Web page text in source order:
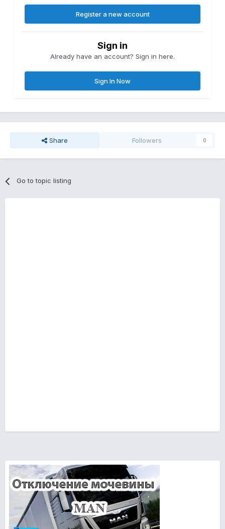
Register a new account
Sign in
Already have an account? Sign in here.
Sign In Now
Share Followers 0
Go to topic listing